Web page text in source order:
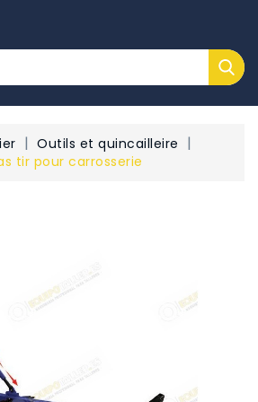
Outils et quincailleire
tir pour carrosserie